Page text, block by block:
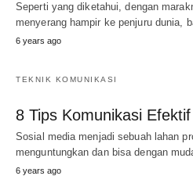
Seperti yang diketahui, dengan
menyerang hampir ke penjuru dunia,
6 years ago
TEKNIK KOMUNIKASI
8 Tips Komunikasi
Sosial media menjadi sebuah lahan
menguntungkan dan bisa dengan
6 years ago